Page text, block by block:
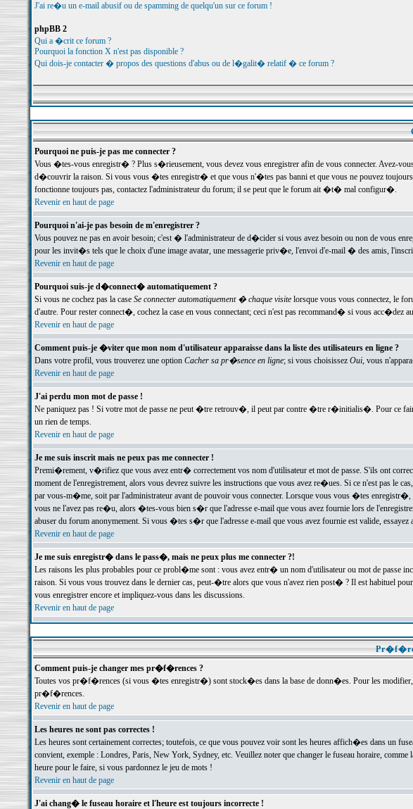
J'ai re�u un e-mail abusif ou de spamming de quelqu'un sur ce forum !
phpBB 2
Qui a �crit ce forum ?
Pourquoi la fonction X n'est pas disponible ?
Qui dois-je contacter � propos des questions d'abus ou de l�galit� relatif � ce forum ?
Pourquoi ne puis-je pas me connecter ?
Vous �tes-vous enregistr� ? Plus s�rieusement, vous devez vous enregistrer afin de vous connecter. Avez-
d�couvrir la raison. Si vous vous �tes enregistr� et que vous n'�tes pas banni et que vous ne pouvez
fonctionne toujours pas, contactez l'administrateur du forum; il se peut que le forum ait �t� mal configur�.
Revenir en haut de page
Pourquoi n'ai-je pas besoin de m'enregistrer ?
Vous pouvez ne pas en avoir besoin; c'est � l'administrateur de d�cider si vous avez besoin ou non de vous
pour les invit�s tels que le choix d'une image avatar, une messagerie priv�e, l'envoi d'e-mail � des amis,
Revenir en haut de page
Pourquoi suis-je d�connect� automatiquement ?
Si vous ne cochez pas la case Se connecter automatiquement � chaque visitelorsque vous vous connectez, le
d'autre. Pour rester connect�, cochez la case en vous connectant; ceci n'est pas recommand� si vous
Revenir en haut de page
Comment puis-je �viter que mon nom d'utilisateur apparaisse dans la liste des utilisateurs en ligne ?
Dans votre profil, vous trouverez une option Cacher sa pr�sence en ligne; si vous choisissez Oui, vous
Revenir en haut de page
J'ai perdu mon mot de passe !
Ne paniquez pas ! Si votre mot de passe ne peut �tre retrouv�, il peut par contre �tre r�initialis�. Pour ce
un rien de temps.
Revenir en haut de page
Je me suis inscrit mais ne peux pas me connecter !
Premi�rement, v�rifiez que vous avez entr� correctement vos nom d'utilisateur et mot de passe. S'ils ont
moment de l'enregistrement, alors vous devrez suivre les instructions que vous avez re�ues. Si ce n'est pas
par vous-m�me, soit par l'administrateur avant de pouvoir vous connecter. Lorsque vous vous �tes
vous ne l'avez pas re�u, alors �tes-vous bien s�r que l'adresse e-mail que vous avez fournie lors de
abuser du forum anonymement. Si vous �tes s�r que l'adresse e-mail que vous avez fournie est valide, essayez
Revenir en haut de page
Je me suis enregistr� dans le pass�, mais ne peux plus me connecter ?!
Les raisons les plus probables pour ce probl�me sont : vous avez entr� un nom d'utilisateur ou mot de
raison. Si vous vous trouvez dans le dernier cas, peut-�tre alors que vous n'avez rien post� ? Il est habituel
vous enregistrer encore et impliquez-vous dans les discussions.
Revenir en haut de page
Comment puis-je changer mes pr�f�rences ?
Toutes vos pr�f�rences (si vous �tes enregistr�) sont stock�es dans la base de donn�es. Pour les modifier,
pr�f�rences.
Revenir en haut de page
Les heures ne sont pas correctes !
Les heures sont certainement correctes; toutefois, ce que vous pouvez voir sont les heures affich�es dans
convient, exemple : Londres, Paris, New York, Sydney, etc. Veuillez noter que changer le fuseau horaire,
heure pour le faire, si vous pardonnez le jeu de mots !
Revenir en haut de page
J'ai chang� le fuseau horaire et l'heure est toujours incorrecte !